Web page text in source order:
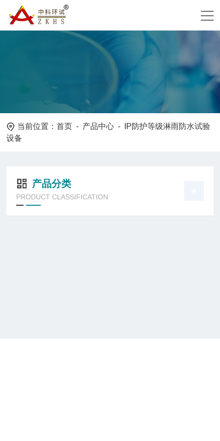
当前位置：首页 - 产品中心 - IP防护等级淋雨防水试验
设备
产品分类
PRODUCT CLASSIFICATION